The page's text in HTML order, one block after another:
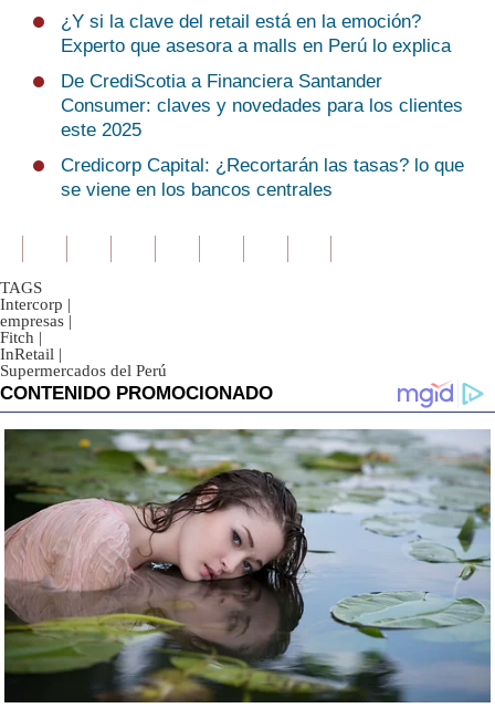
¿Y si la clave del retail está en la emoción?
Experto que asesora a malls en Perú lo explica
De CrediScotia a Financiera Santander
Consumer: claves y novedades para los clientes
este 2025
Credicorp Capital: ¿Recortarán las tasas? lo que
se viene en los bancos centrales
TAGS
Intercorp |
empresas |
Fitch |
InRetail |
Supermercados del Perú